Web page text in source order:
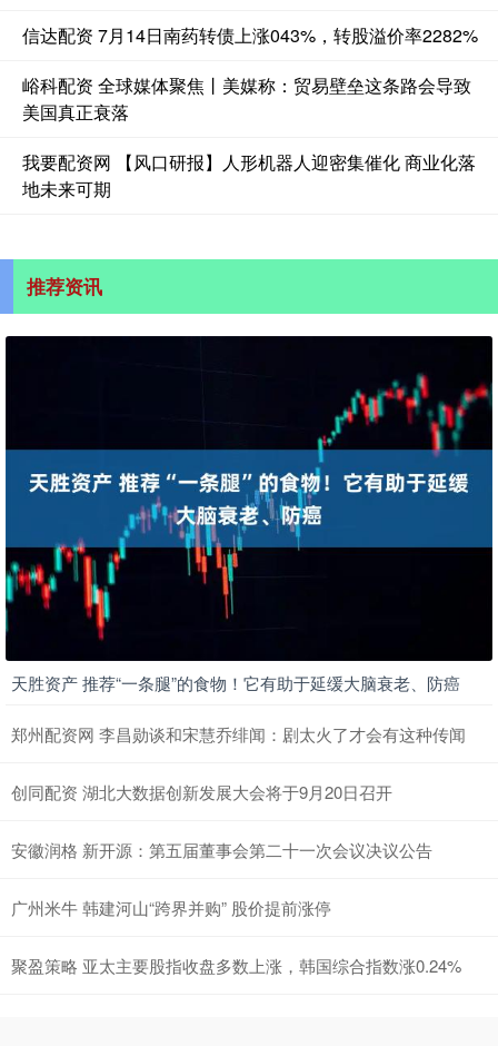
信达配资 7月14日南药转债上涨043%，转股溢价率2282%
峪科配资 全球媒体聚焦丨美媒称：贸易壁垒这条路会导致
美国真正衰落
我要配资网 【风口研报】人形机器人迎密集催化 商业化落
地未来可期
推荐资讯
天胜资产 推荐“一条腿”的食物！它有助于延缓大脑衰老、防癌
郑州配资网 李昌勋谈和宋慧乔绯闻：剧太火了才会有这种传闻
创同配资 湖北大数据创新发展大会将于9月20日召开
安徽润格 新开源：第五届董事会第二十一次会议决议公告
广州米牛 韩建河山“跨界并购” 股价提前涨停
聚盈策略 亚太主要股指收盘多数上涨，韩国综合指数涨0.24%